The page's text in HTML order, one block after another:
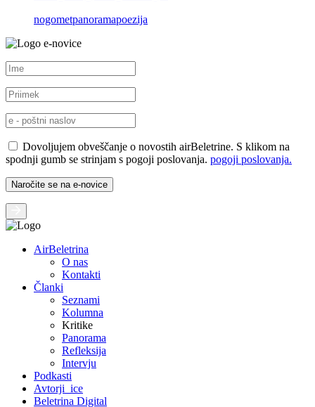
nogometpanoramapoezija
e-novice
Dovoljujem obveščanje o novostih airBeletrine. S klikom na
spodnji gumb se strinjam s pogoji poslovanja. pogoji poslovanja.
AirBeletrina
O nas
Kontakti
Članki
Seznami
Kolumna
Kritike
Panorama
Refleksija
Intervju
Podkasti
Avtorji_ice
Beletrina Digital